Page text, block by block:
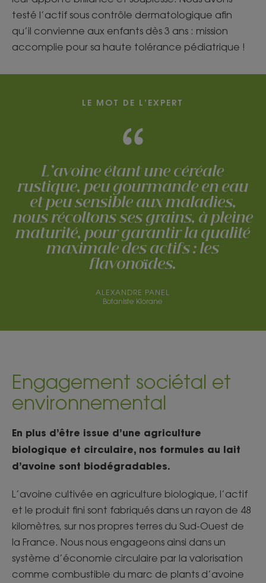
testé l’actif sous contrôle dermatologique afin
qu’il convienne aux enfants dès 3 ans : mission
accomplie pour sa haute tolérance pédiatrique !
LE MOT DE L’EXPERT
L’avoine étant une céréale
rustique, peu gourmande en eau
et peu sensible aux maladies,
nous récoltons ses grains, à pleine
maturité, pour garantir la qualité
maximale des actifs : les
flavonoïdes.
ALEXANDRE PANEL
Botaniste Klorane
Engagement sociétal et
environnemental
En plus d’être issue d’une agriculture
biologique et circulaire, nos formules au lait
d’avoine sont biodégradables.
L’avoine cultivée en agriculture biologique, l’actif
et le produit fini sont fabriqués dans un rayon de 48
kilomètres, sur nos propres terres du Sud-Ouest de
la France. Nous nous engageons ainsi dans un
système d’économie circulaire par la valorisation
comme combustible du marc de plants d’avoine